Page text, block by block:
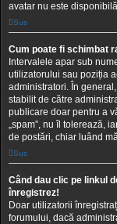
avatar nu este
Sus
Cum poate fi schimbat
Intervalele apar sub
utilizatorului sau poziția
administratori. În
stabilit de către
publicare doar pentru a
„spam”, nu îl tolerează,
de postări, chiar luând
Sus
Când dau clic pe linkul
înregistrez!
Doar utilizatorii
forumului, dacă